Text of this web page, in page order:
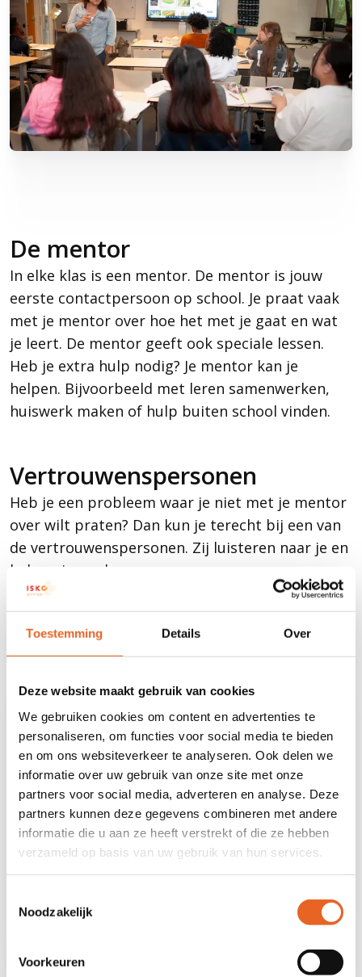
Toestemming Details Over
Deze website maakt gebruik van cookies
We gebruiken cookies om content en advertenties te
personaliseren, om functies voor social media te bieden
en om ons websiteverkeer te analyseren. Ook delen we
informatie over uw gebruik van onze site met onze
partners voor social media, adverteren en analyse. Deze
partners kunnen deze gegevens combineren met andere
informatie die u aan ze heeft verstrekt of die ze hebben
verzameld op basis van uw gebruik van hun services.
Noodzakelijk
Voorkeuren
De mentor
In elke klas is een mentor. De mentor is jouw
eerste contactpersoon op school. Je praat vaak
met je mentor over hoe het met je gaat en wat
je leert. De mentor geeft ook speciale lessen.
Heb je extra hulp nodig? Je mentor kan je
helpen. Bijvoorbeeld met leren samenwerken,
huiswerk maken of hulp buiten school vinden.
Vertrouwenspersonen
Heb je een probleem waar je niet met je mentor
over wilt praten? Dan kun je terecht bij een van
de vertrouwenspersonen. Zij luisteren naar je en
helpen je verder.
Op school zijn twee vertrouwenspersonen:
mevrouw Petra Busz en mevrouw Ingrid
Werkman.
Bij de ISK krijg je goede begeleiding.